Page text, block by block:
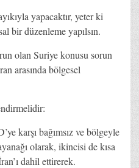
yapacaktır, yeter ki
bir düzenleme yapılsın.
olan Suriye konusu sorun
arasında bölgesel
karşı bağımsız ve bölgeyle
olarak, ikincisi de kısa
dahil ettirerek.